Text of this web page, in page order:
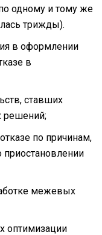
одному и тому же
трижды).
в оформлении
в
ставших
решений;
по причинам,
межевых
оптимизации